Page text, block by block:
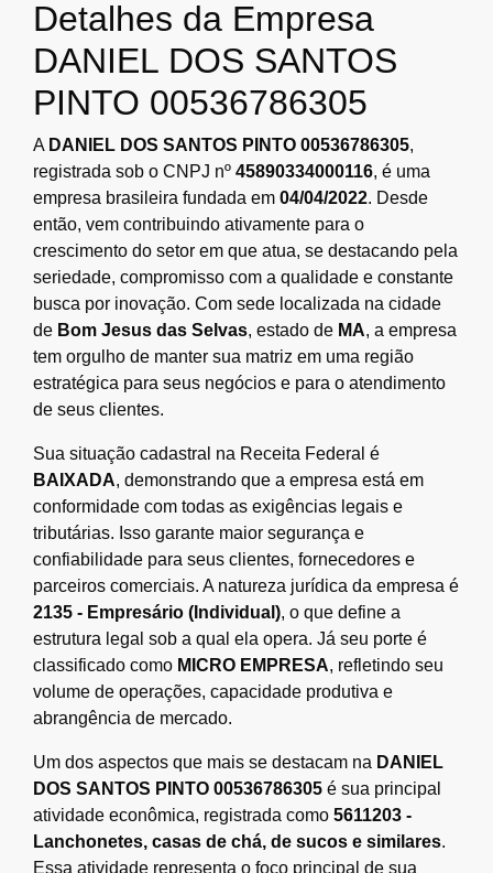
Detalhes da Empresa
DANIEL DOS SANTOS
PINTO 00536786305
A DANIEL DOS SANTOS PINTO 00536786305,
registrada sob o CNPJ nº 45890334000116, é uma
empresa brasileira fundada em 04/04/2022. Desde
então, vem contribuindo ativamente para o
crescimento do setor em que atua, se destacando pela
seriedade, compromisso com a qualidade e constante
busca por inovação. Com sede localizada na cidade
de Bom Jesus das Selvas, estado de MA, a empresa
tem orgulho de manter sua matriz em uma região
estratégica para seus negócios e para o atendimento
de seus clientes.
Sua situação cadastral na Receita Federal é
BAIXADA, demonstrando que a empresa está em
conformidade com todas as exigências legais e
tributárias. Isso garante maior segurança e
confiabilidade para seus clientes, fornecedores e
parceiros comerciais. A natureza jurídica da empresa é
2135 - Empresário (Individual), o que define a
estrutura legal sob a qual ela opera. Já seu porte é
classificado como MICRO EMPRESA, refletindo seu
volume de operações, capacidade produtiva e
abrangência de mercado.
Um dos aspectos que mais se destacam na DANIEL
DOS SANTOS PINTO 00536786305 é sua principal
atividade econômica, registrada como 5611203 -
Lanchonetes, casas de chá, de sucos e similares.
Essa atividade representa o foco principal de sua